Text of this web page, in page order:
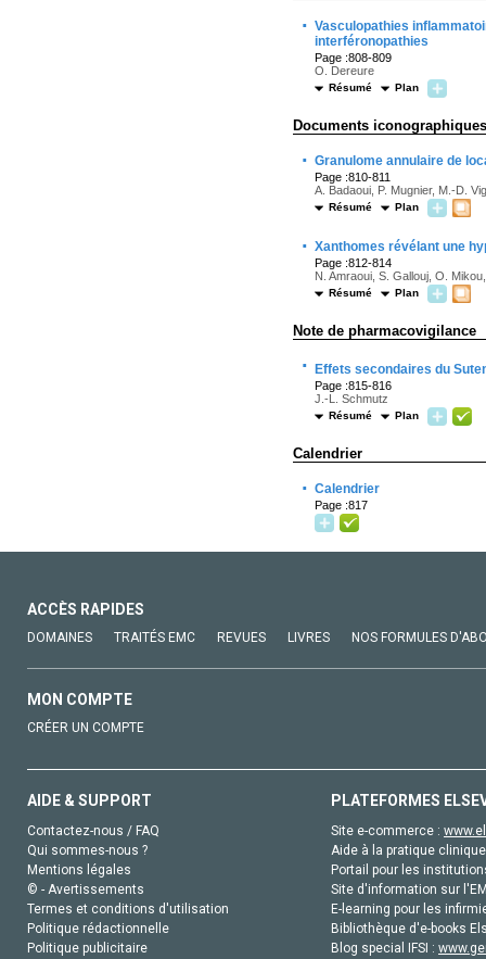
· Vasculopathies
interféronopathies
Page :808-809
O. Dereure
Résumé Plan
Documents iconographiques
· Granulome annulaire de
Page :810-811
A. Badaoui, P. Mugnier, M.-D.
Résumé Plan
· Xanthomes révélant une
Page :812-814
N. Amraoui, S. Gallouj, O.
Résumé Plan
Note de pharmacovigilance
· Effets secondaires du
Page :815-816
J.-L. Schmutz
Résumé Plan
Calendrier
· Calendrier
Page :817
ACCÈS RAPIDES
DOMAINES TRAITÉS EMC REVUES LIVRES NOS FORMULES
MON COMPTE
CRÉER UN COMPTE
AIDE & SUPPORT
Contactez-nous / FAQ
Qui sommes-nous ?
Mentions légales
© - Avertissements
Termes et conditions d'utilisation
Politique rédactionnelle
Politique publicitaire
PLATEFORMES
Site e-commerce :
Aide à la pratique
Portail pour les
Site d'information sur
E-learning pour les
Bibliothèque d'e-books
Blog special IFSI :